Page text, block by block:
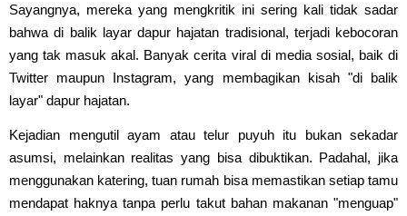
Sayangnya, mereka yang mengkritik ini sering kali tidak sadar
bahwa di balik layar dapur hajatan tradisional, terjadi kebocoran
yang tak masuk akal. Banyak cerita viral di media sosial, baik di
Twitter maupun Instagram, yang membagikan kisah "di balik
layar" dapur hajatan.
Kejadian mengutil ayam atau telur puyuh itu bukan sekadar
asumsi, melainkan realitas yang bisa dibuktikan. Padahal, jika
menggunakan katering, tuan rumah bisa memastikan setiap tamu
mendapat haknya tanpa perlu takut bahan makanan "menguap"